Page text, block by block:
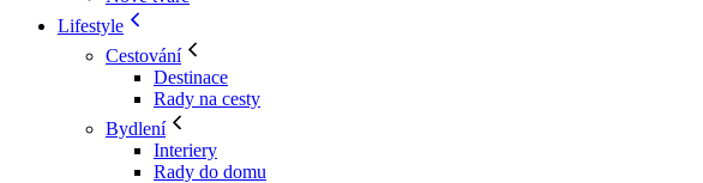
Lifestyle
Cestování
Destinace
Rady na cesty
Bydlení
Interiery
Rady do domu